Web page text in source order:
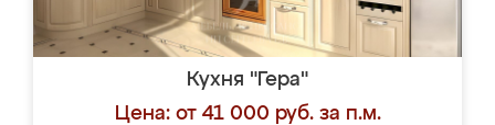
Кухня "Гера"
Цена: от 41 000 руб. за п.м.